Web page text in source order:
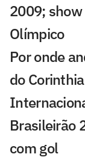
2009; show
Olímpico
Por onde
do
Brasileirão
com gol